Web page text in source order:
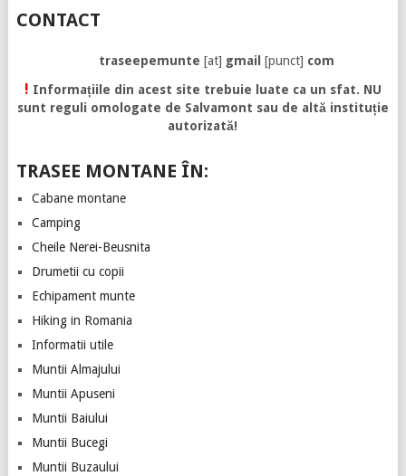
CONTACT
traseepemunte [at] gmail [punct] com
! Informațiile din acest site trebuie luate ca un sfat. NU
sunt reguli omologate de Salvamont sau de altă instituție
autorizată!
TRASEE MONTANE ÎN:
Cabane montane
Camping
Cheile Nerei-Beusnita
Drumetii cu copii
Echipament munte
Hiking in Romania
Informatii utile
Muntii Almajului
Muntii Apuseni
Muntii Baiului
Muntii Bucegi
Muntii Buzaului